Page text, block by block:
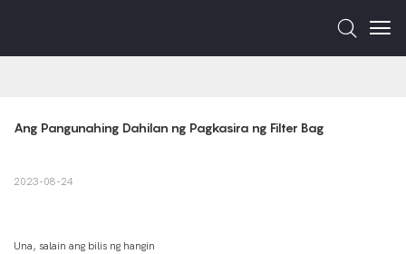
Ang Pangunahing Dahilan ng Pagkasira ng Filter Bag
2023-08-24
Una, salain ang bilis ng hangin